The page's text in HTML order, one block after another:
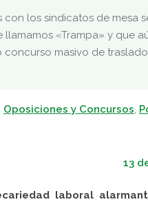
los sindicatos de mesa
«Trampa» y que
masivo de
Oposiciones y Concursos
13
laboral